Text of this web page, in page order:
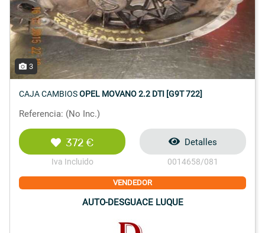
3
CAJA CAMBIOSOPEL MOVANO 2.2 DTI [G9T 722]
Referencia: (No Inc.)
372 €
Iva Incluido
Detalles
0014658/081
VENDEDOR
AUTO-DESGUACE LUQUE